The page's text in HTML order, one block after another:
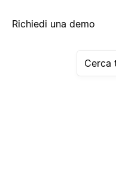
Richiedi una demo